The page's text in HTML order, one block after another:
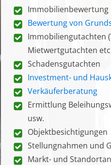
Immobilienbewertung
Bewertung von
Immobiliengutachten
Mietwertgutachten
Schadensgutachten
Investment- und
Verkäuferberatung
Ermittlung
usw.
Objektbesichtigungen
Stellungnahmen und
Markt- und